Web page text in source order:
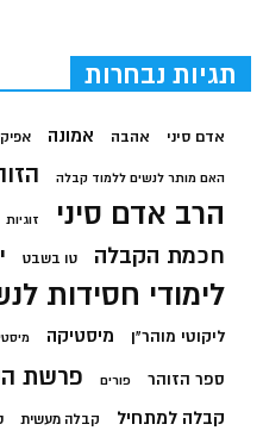
תגיות נבחרות
אדם סיני אהבה אמונה
האם מותר לנשים ללמוד קבלה
הרב אדם סיני זוגיות
חכמת הקבלה טו בשבט
לימודי חסידות
ליקוטי מוהר"ן מיסטיקה
ספר הזוהר פורים פרשת
קבלה למתחיל קבלה מעשית